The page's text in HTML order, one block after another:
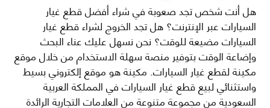
هل أنت شخص تجد صعوبة في شراء أفضل قطع غيار
السيارات عبر الإنترنت؟ هل تجد الخروج لشراء قطع غيار
السيارات مضيعة للوقت؟ نحن نسهل عليك عناء البحث
وإضاعة الوقت بتوفير منصة سهلة الاستخدام من خلال موقع
مكينة لقطع غيار السيارات. مكينة هو موقع إلكتروني بسيط
واستثنائي لبيع قطع غيار السيارات في المملكة العربية
السعودية من مجموعة متنوعة من العلامات التجارية الرائدة